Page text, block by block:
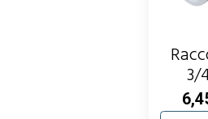
3/